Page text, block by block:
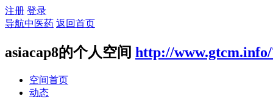
注册 登录
导航中医药 返回首页
asiacap8的个人空间 http://www.gtcm.info/
空间首页
动态